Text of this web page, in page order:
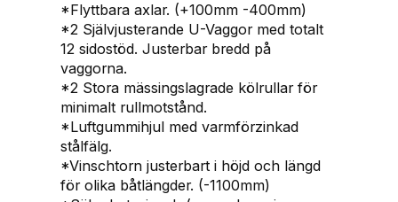
a
r
5
,
5
-
7
,
2
m
*Flyttbara axlar. (+100mm -400mm)
*2 Självjusterande U-Vaggor med totalt
12 sidostöd. Justerbar bredd på
vaggorna.
*2 Stora mässingslagrade kölrullar för
minimalt rullmotstånd.
*Luftgummihjul med varmförzinkad
stålfälg.
*Vinschtorn justerbart i höjd och längd
för olika båtlängder. (-1100mm)